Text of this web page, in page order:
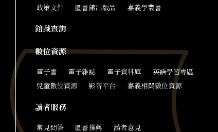
政策文件 圖書館出版品 嘉義學叢書
館藏查詢
數位資源
電子書 電子雜誌 電子資料庫 英語學習專區
兒童數位資源 影音平台 嘉義相關數位資源
讀者服務
常見問答 圖書推薦 讀者意見